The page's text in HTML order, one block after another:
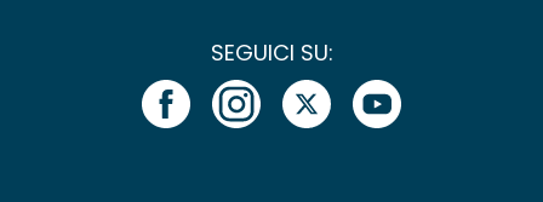
SEGUICI SU: